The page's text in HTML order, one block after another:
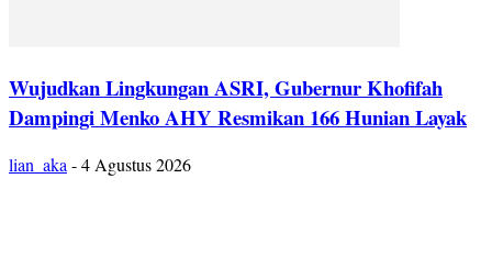
Wujudkan Lingkungan ASRI, Gubernur Khofifah
Dampingi Menko AHY Resmikan 166 Hunian Layak
lian_aka -4 Agustus 2026